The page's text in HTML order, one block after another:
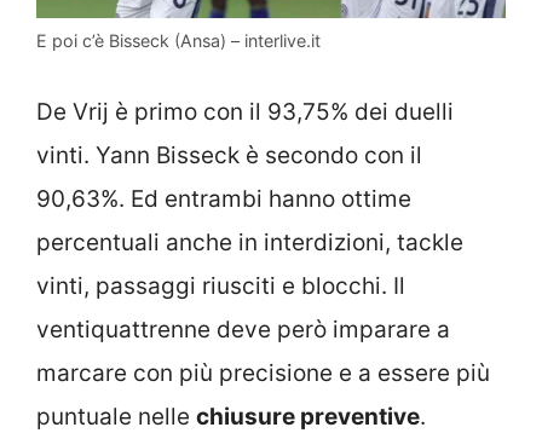
E poi c’è Bisseck (Ansa) – interlive.it
De Vrij è primo con il 93,75% dei duelli
vinti. Yann Bisseck è secondo con il
90,63%. Ed entrambi hanno ottime
percentuali anche in interdizioni, tackle
vinti, passaggi riusciti e blocchi. Il
ventiquattrenne deve però imparare a
marcare con più precisione e a essere più
puntuale nelle chiusure preventive.